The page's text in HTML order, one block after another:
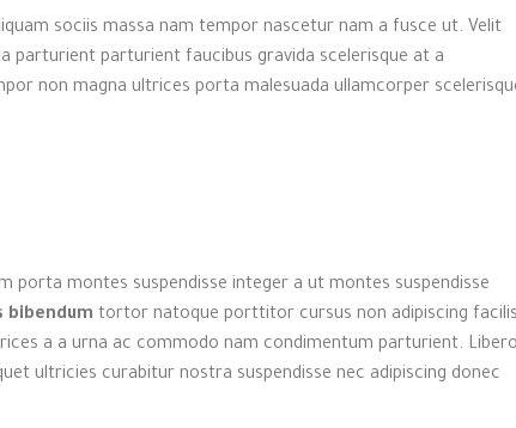
sociis massa nam tempor nascetur nam a fusce ut. Velit
parturient parturient faucibus gravida scelerisque at a
non magna ultrices porta malesuada ullamcorper
montes suspendisse integer a ut montes suspendisse
bibendum tortor natoque porttitor cursus non adipiscing
a a urna ac commodo nam condimentum parturient. Libero
ultricies curabitur nostra suspendisse nec adipiscing donec